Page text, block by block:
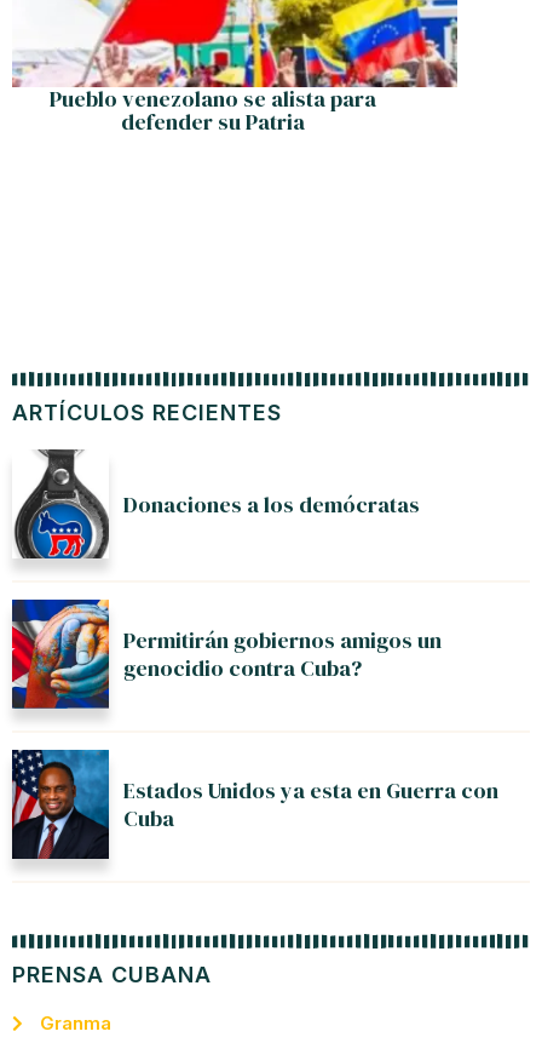
ARTÍCULOS RECIENTES
Donaciones a los demócratas
Permitirán gobiernos amigos un
genocidio contra Cuba?
Estados Unidos ya esta en Guerra con
Cuba
PRENSA CUBANA
Granma
Pueblo venezolano se alista para
defender su Patria